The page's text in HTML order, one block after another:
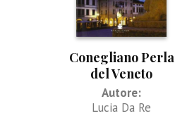
Conegliano Perla
del Veneto
Autore:
Lucia Da Re